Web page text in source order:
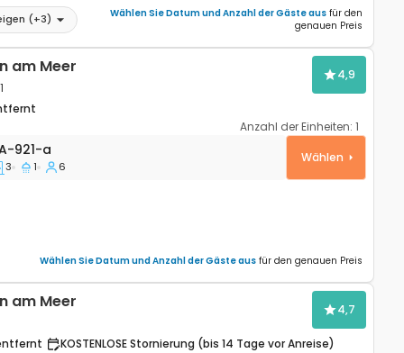
(+3) Wählen Sie Datum und Anzahl der Gäste aus für den
genauen Preis
am Meer 4,9
Anzahl der Einheiten: 1
Brodarica, Sibenik A-921-a
921-a
3 1 6
Wählen
Wählen Sie Datum und Anzahl der Gäste aus für den genauen Preis
am Meer 4,7
KOSTENLOSE Stornierung (bis 14 Tage vor Anreise)